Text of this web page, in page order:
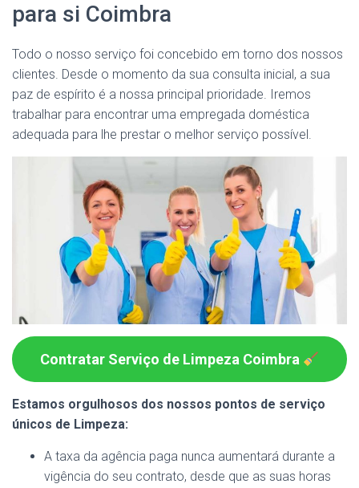
para si Coimbra
Todo o nosso serviço foi concebido em torno dos nossos
clientes. Desde o momento da sua consulta inicial, a sua
paz de espírito é a nossa principal prioridade. Iremos
trabalhar para encontrar uma empregada doméstica
adequada para lhe prestar o melhor serviço possível.
Contratar Serviço de Limpeza Coimbra
Estamos orgulhosos dos nossos pontos de serviço
únicos de Limpeza:
A taxa da agência paga nunca aumentará durante a
vigência do seu contrato, desde que as suas horas